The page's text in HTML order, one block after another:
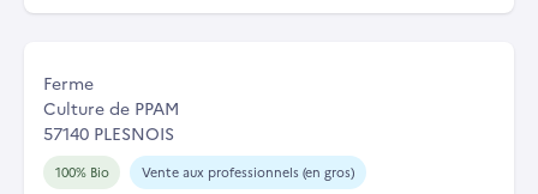
Ferme
Culture de PPAM
57140 PLESNOIS
100% Bio Vente aux professionnels (en gros)